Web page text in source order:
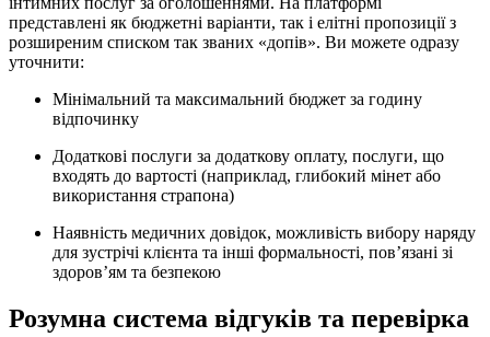
представлені як бюджетні варіанти, так і елітні пропозиції з
розширеним списком так званих «допів». Ви можете одразу
уточнити:
Мінімальний та максимальний бюджет за годину
відпочинку
Додаткові послуги за додаткову оплату, послуги, що
входять до вартості (наприклад, глибокий мінет або
використання страпона)
Наявність медичних довідок, можливість вибору наряду
для зустрічі клієнта та інші формальності, пов’язані зі
здоров’ям та безпекою
Розумна система відгуків та перевірка